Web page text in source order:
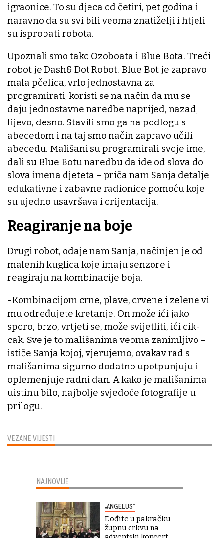
VEZANE VIJESTI
igraonice. To su djeca od četiri, pet godina i
naravno da su svi bili veoma znatiželji i htjeli
su isprobati robota.
Upoznali smo tako Ozoboata i Blue Bota. Treći
robot je Dash& Dot Robot. Blue Bot je zapravo
mala pčelica, vrlo jednostavna za
programirati, koristi se na način da mu se
daju jednostavne naredbe naprijed, nazad,
lijevo, desno. Stavili smo ga na podlogu s
abecedom i na taj smo način zapravo učili
abecedu. Mališani su programirali svoje ime,
dali su Blue Botu naredbu da ide od slova do
slova imena djeteta – priča nam Sanja detalje
edukativne i zabavne radionice pomoću koje
su ujedno usavršava i orijentacija.
Reagiranje na boje
Drugi robot, odaje nam Sanja, načinjen je od
malenih kuglica koje imaju senzore i
reagiraju na kombinacije boja.
-Kombinacijom crne, plave, crvene i zelene vi
mu određujete kretanje. On može ići jako
sporo, brzo, vrtjeti se, može svijetliti, ići cik-
cak. Sve je to mališanima veoma zanimljivo –
ističe Sanja kojoj, vjerujemo, ovakav rad s
mališanima sigurno dodatno upotpunjuju i
oplemenjuje radni dan. A kako je mališanima
uistinu bilo, najbolje svjedoče fotografije u
prilogu.
NAJNOVIJE
„ANGELUS“
Dođite u pakračku
župnu crkvu na